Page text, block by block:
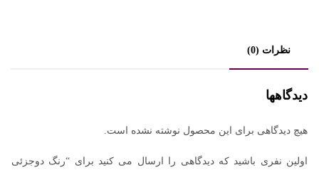
نظرات (0)
دیدگاهها
هیچ دیدگاهی برای این محصول نوشته نشده است.
اولین نفری باشید که دیدگاهی را ارسال می کنید برای “رنگ دوجزئی